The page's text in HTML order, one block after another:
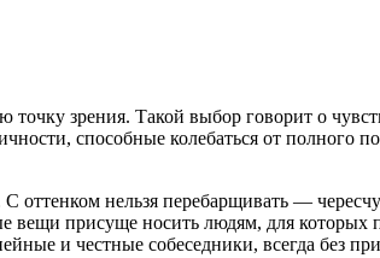
зрения. Такой выбор говорит о
способные колебаться от полного
нельзя перебарщивать —
вещи присуще носить людям, для
и честные собеседники, всегда без